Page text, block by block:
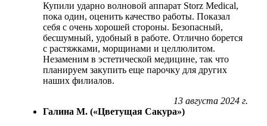
Купили ударно волновой аппарат Storz Medical,
пока один, оценить качество работы. Показал
себя с очень хорошей стороны. Безопасный,
бесшумный, удобный в работе. Отлично борется
с растяжками, морщинами и целлюлитом.
Незаменим в эстетической медицине, так что
планируем закупить еще парочку для других
наших филиалов.
13 августа 2024 г.
Галина М. («Цветущая Сакура»)